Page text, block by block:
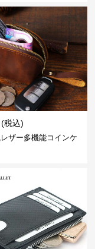
(税込)
ザー多機能コインケ